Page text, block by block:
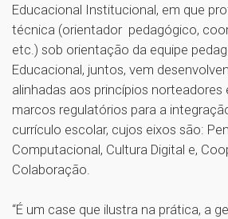
Educacional Institucional, em que
técnica (orientador pedagógico,
etc.) sob orientação da equipe
Educacional, juntos, vem
alinhadas aos princípios
marcos regulatórios para a
currículo escolar, cujos eixos são:
Computacional, Cultura Digital e,
Colaboração.
“É um case que ilustra na prática, a